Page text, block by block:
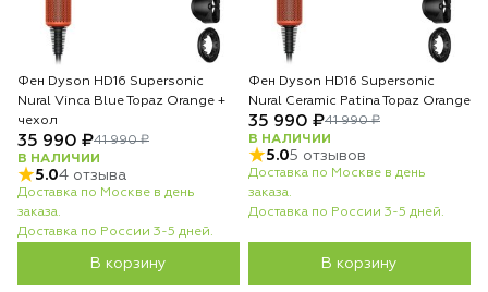
Фен Dyson HD16 Supersonic
Nural Vinca Blue Topaz Orange +
чехол
35 990 ₽41 990 ₽
В НАЛИЧИИ
5.04 отзыва
Доставка по Москве в день
заказа.
Доставка по России 3-5 дней.
В корзину
Фен Dyson HD16 Supersonic
Nural Ceramic Patina Topaz Orange
35 990 ₽41 990 ₽
В НАЛИЧИИ
5.05 отзывов
Доставка по Москве в день
заказа.
Доставка по России 3-5 дней.
В корзину